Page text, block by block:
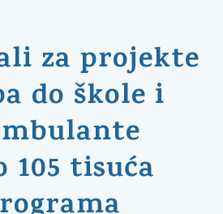
za projekte
do škole i
105 tisuća